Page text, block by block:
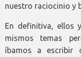
nuestro raciocinio y
En definitiva, ellos
mismos temas
íbamos a escribir